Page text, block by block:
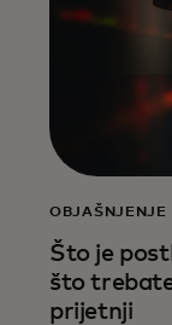
OBJAŠNJENJE
Što je
što
prijetnji